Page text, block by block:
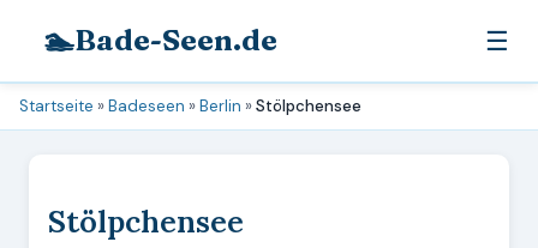
🏊Bade-Seen.de ☰
Startseite »Badeseen »Berlin »Stölpchensee
Stölpchensee